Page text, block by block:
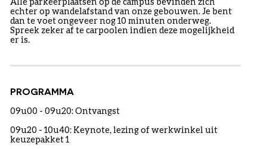
echter op wandelafstand van onze gebouwen. Je bent
dan te voet ongeveer nog 10 minuten onderweg.
Spreek zeker af te carpoolen indien deze mogelijkheid
er is.
PROGRAMMA
09u00 - 09u20: Ontvangst
09u20 - 10u40: Keynote, lezing of werkwinkel uit
keuzepakket 1